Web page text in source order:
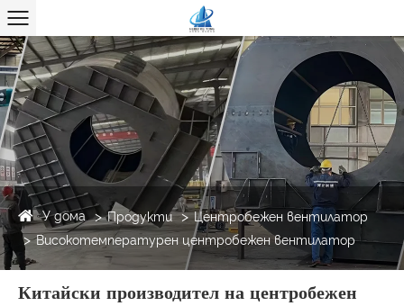
У дома Продукти
Центробежен вентилатор
Високотемпературен центробежен вентилатор
Китайски производител на центробежен